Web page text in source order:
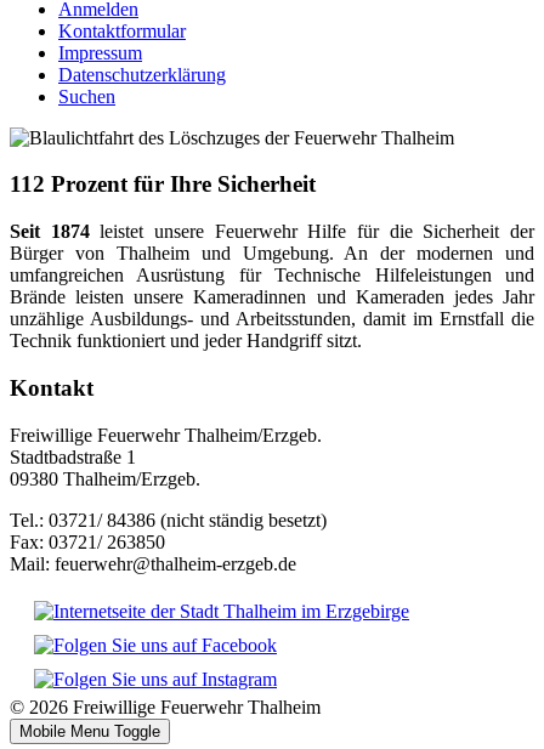
Anmelden
Kontaktformular
Impressum
Datenschutzerklärung
Suchen
112 Prozent für Ihre Sicherheit
Seit 1874leistet unsere Feuerwehr Hilfe für die Sicherheit der
Bürger von Thalheim und Umgebung. An der modernen und
umfangreichen Ausrüstung für Technische Hilfeleistungen und
Brände leisten unsere Kameradinnen und Kameraden jedes Jahr
unzählige Ausbildungs- und Arbeitsstunden, damit im Ernstfall die
Technik funktioniert und jeder Handgriff sitzt.
Kontakt
Freiwillige Feuerwehr Thalheim/Erzgeb.
Stadtbadstraße 1
09380 Thalheim/Erzgeb.
Tel.: 03721/ 84386 (nicht ständig besetzt)
Fax: 03721/ 263850
Mail: feuerwehr@thalheim-erzgeb.de
© 2026 Freiwillige Feuerwehr Thalheim
Mobile Menu Toggle